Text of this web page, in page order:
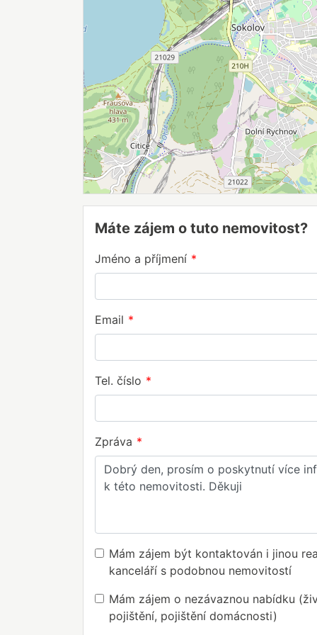
Máte zájem o tuto nemovitost?
Jméno a příjmení
Email
Tel. číslo
Zpráva
Mám zájem být kontaktován i jinou
kanceláří s podobnou nemovitostí
Mám zájem o nezávaznou nabídku
pojištění, pojištění domácnosti)